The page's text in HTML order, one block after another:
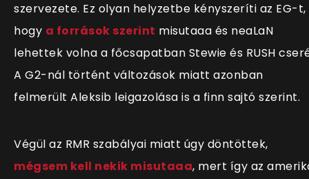
szervezete. Ez olyan helyzetbe kényszeríti az EG-t,
hogy a források szerint misutaaa és neaLaN
lehettek volna a főcsapatban Stewie és RUSH
A G2-nál történt változások miatt azonban
felmerült Aleksib leigazolása is a finn sajtó szerint.
Végül az RMR szabályai miatt úgy döntöttek,
mégsem kell nekik misutaaa, mert így az